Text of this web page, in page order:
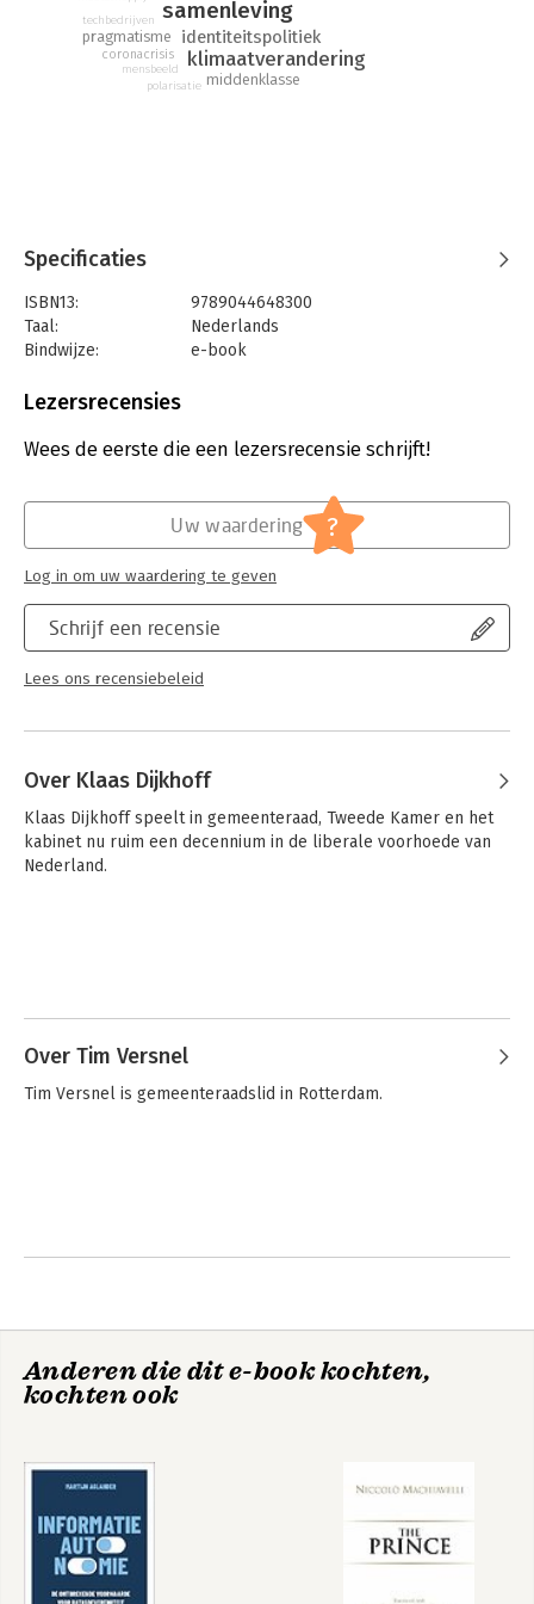
samenleving
identiteitspolitiek
klimaatverandering
middenklasse
pragmatisme
polarisatie
mensbeeld
coronacrisis
techbedrijven
Specificaties
ISBN13:
9789044648300
Taal:
Nederlands
Bindwijze:
e-book
Bestandsformaat:
Uitgever:
Prometheus
Hoofdrubriek: Mens en maatschappij
Lezersrecensies
Wees de eerste die een lezersrecensie schrijft!
Schrijf een recensie
Lees ons recensiebeleid
Uw waardering ?
Log in om uw waardering te geven
Over Klaas Dijkhoff
Klaas Dijkhoff speelt in gemeenteraad, Tweede Kamer en het
kabinet nu ruim een decennium in de liberale voorhoede van
Nederland.
Over Tim Versnel
Tim Versnel is gemeenteraadslid in Rotterdam.
Anderen die dit e-book kochten,
kochten ook